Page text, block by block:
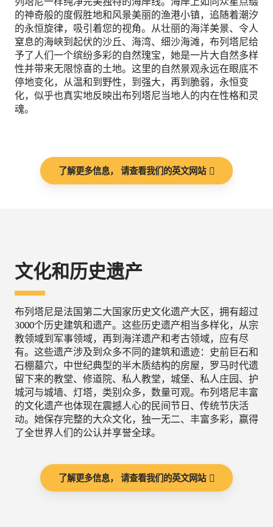
的神奇般的度假胜地和风景美丽的渔港小镇，追随着潮汐
的永恒旋律，吸引着您的视角。从壮丽的海洋美景、令人
窒息的海峡到起伏的沙丘、海湾、细沙海滩，布列塔尼给
予了人们一个缤纷多彩的自然瑰宝，她是一片大自然多样
性并带来无限惊喜的土地。这里的自然景观永远在眼底不
停地变化，从温和到野性，到强大，再到脆弱，永恒变
化，似乎也真实地反映出布列塔尼当地人的内在性格和灵
魂。
了解更多信息， 请查看我们的英文网站
文化和历史遗产
布列塔尼是法国第二大国家历史文化遗产大区，拥有超过
3000个历史建筑和遗产。这些历史遗产相当多样化，从宗
教领域到军事领域，再到海洋遗产和考古领域，应有尽
有。这些遗产涉及到众多不同的建筑和遗迹：史前巨石和
石棚墓穴，中世纪典型的半木质结构的房屋，罗马时代遗
留下来的教堂、修道院、私人教堂，城堡、私人庄园、护
城河与城墙、灯塔，类别众多，数量可观。布列塔尼丰富
的文化遗产也体现在震撼人心的民间节日、传统节庆活
动。她保存完整的大众文化，独一无二、丰富多彩，赢得
了全世界人们的公认并享誉全球。
了解更多信息， 请查看我们的英文网站